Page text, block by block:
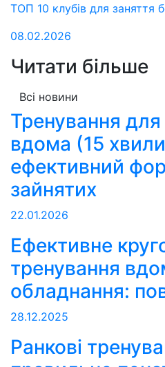
ТОП 10 клубів для заняття
08.02.2026
Читати більше
Всі новини
Тренування
вдома (15
ефективний
зайнятих
22.01.2026
Ефективне
тренування
обладнання:
28.12.2025
Ранкові